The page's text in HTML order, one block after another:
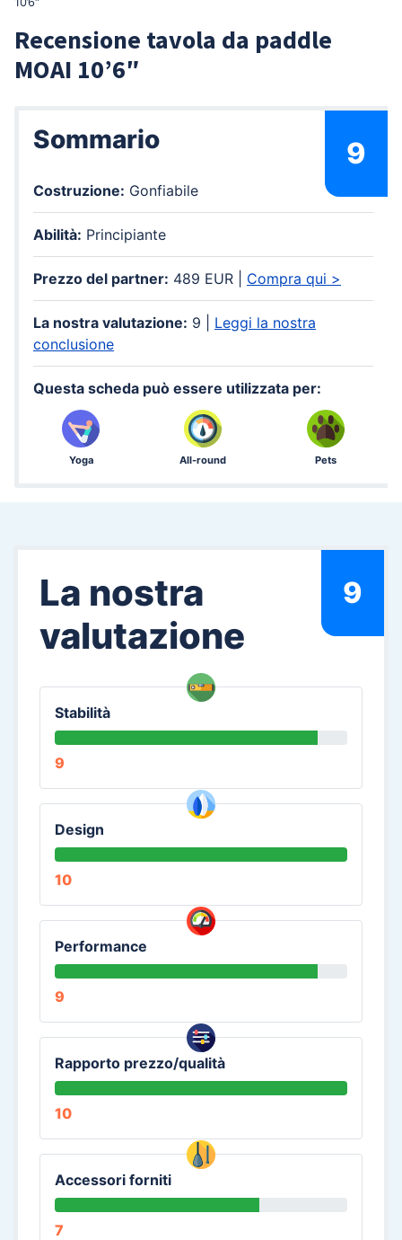
Recensione tavola da paddle
MOAI 10’6″
Sommario
Costruzione: Gonfiabile
Abilità: Principiante
Prezzo del partner: 489 EUR | Compra qui >
La nostra valutazione: 9 | Leggi la nostra
conclusione
Questa scheda può essere utilizzata per:
Yoga All-round Pets
9
9
La nostra
valutazione
Stabilità
9
Design
10
Performance
9
Rapporto prezzo/qualità
10
Accessori forniti
7